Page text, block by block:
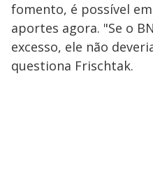
fomento, é possível
aportes agora. "Se o
excesso, ele não
questiona Frischtak.